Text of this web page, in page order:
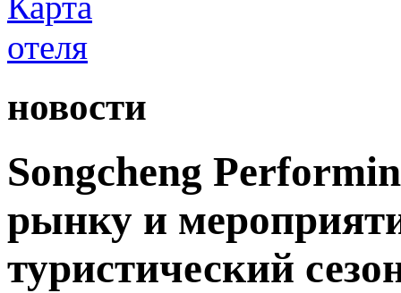
новости
Songcheng
рынку и
туристический